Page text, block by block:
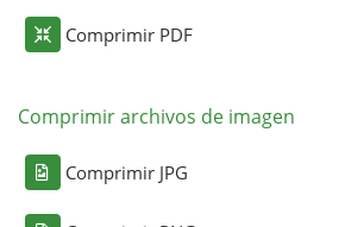
Comprimir PDF
Comprimir archivos de imagen
Comprimir JPG